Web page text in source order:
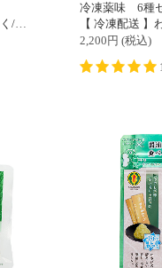
ク
冷凍薬味 6種
【 冷凍配送 】わさび/ゆず皮/しょ
2,200 円(税込)